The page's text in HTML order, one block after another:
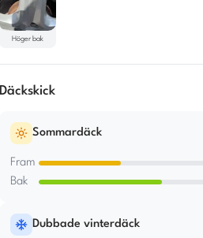
Höger bak
Däckskick
Sommardäck
Fram
Bak
Dubbade vinterdäck